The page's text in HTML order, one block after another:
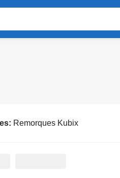
Remorques Kubix